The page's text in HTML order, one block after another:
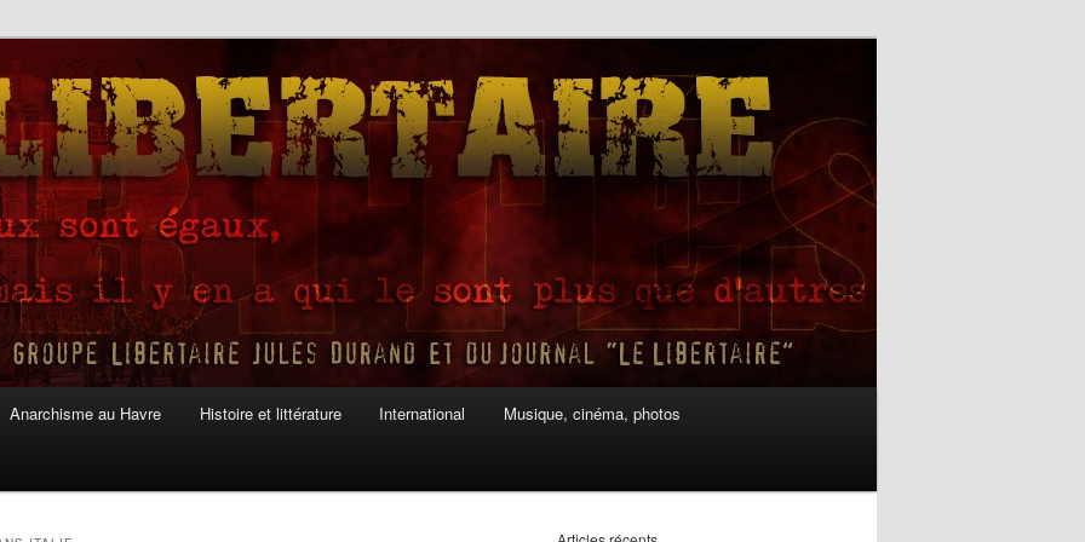
Anarchisme au Havre Histoire et littérature International Musique, cinéma, photos